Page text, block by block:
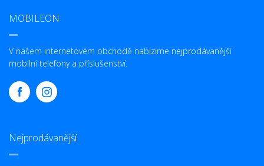
MOBILEON
V našem internetovém obchodě nabízíme nejprodávanější
mobilní telefony a příslušenství.
Nejprodávanější